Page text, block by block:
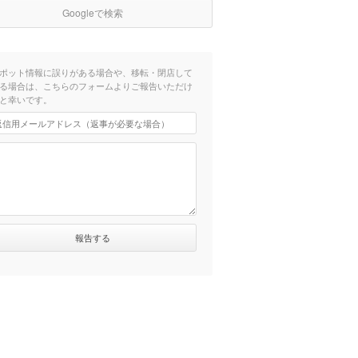
Googleで検索
ット情報に誤りがある場合や、移転・閉店して
場合は、こちらのフォームよりご報告いただけ
幸いです。